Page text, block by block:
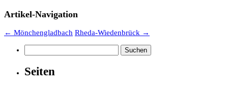
Artikel-Navigation
← Mönchengladbach Rheda-Wiedenbrück →
nach:
Seiten